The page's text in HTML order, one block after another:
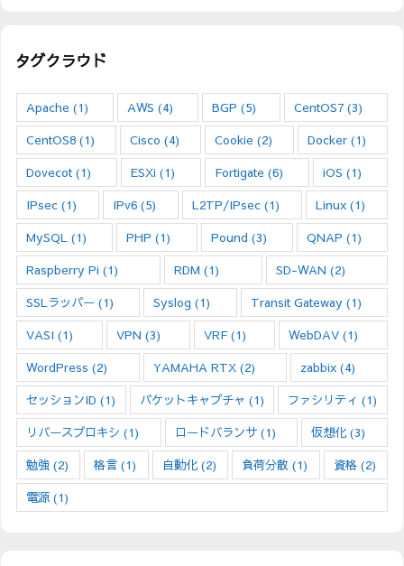
タグクラウド
Apache (1) AWS (4) BGP (5) CentOS7 (3)
CentOS8 (1) Cisco (4) Cookie (2) Docker (1)
Dovecot (1) ESXi (1) Fortigate (6) iOS (1)
IPsec (1) IPv6 (5) L2TP/IPsec (1) Linux (1)
MySQL (1) PHP (1) Pound (3) QNAP (1)
Raspberry Pi (1) RDM (1) SD-WAN (2)
SSLラッパー (1) Syslog (1) Transit Gateway(1)
VASI (1) VPN (3) VRF(1) WebDAV (1)
WordPress (2) YAMAHA RTX(2) zabbix (4)
セッションID (1) パケットキャプチャ (1) ファシリティ (1)
リバースプロキシ (1) ロードバランサ(1) 仮想化 (3)
勉強 (2) 格言 (1) 自動化(2) 負荷分散 (1) 資格(2)
電源 (1)